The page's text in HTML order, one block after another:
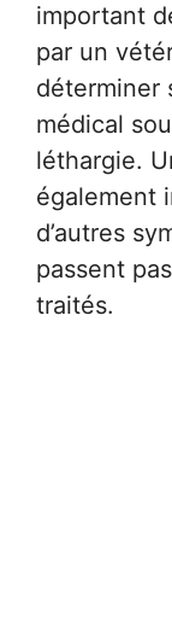
important
par un
déterminer
médical
léthargie.
également
d’autres
passent
traités.